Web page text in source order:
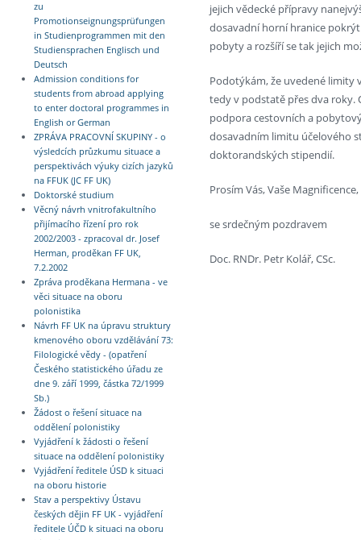
zu
Promotionseignungsprüfungen
in Studienprogrammen mit den
Studiensprachen Englisch und
Deutsch
Admission conditions for
students from abroad applying
to enter doctoral programmes in
English or German
ZPRÁVA PRACOVNÍ SKUPINY - o
výsledcích průzkumu situace a
perspektivách výuky cizích jazyků
na FFUK (JC FF UK)
Doktorské studium
Věcný návrh vnitrofakultního
přijímacího řízení pro rok
2002/2003 - zpracoval dr. Josef
Herman, proděkan FF UK,
7.2.2002
Zpráva proděkana Hermana - ve
věci situace na oboru
polonistika
Návrh FF UK na úpravu struktury
kmenového oboru vzdělávání 73:
Filologické vědy - (opatření
Českého statistického úřadu ze
dne 9. září 1999, částka 72/1999
Sb.)
Žádost o řešení situace na
oddělení polonistiky
Vyjádření k žádosti o řešení
situace na oddělení polonistiky
Vyjádření ředitele ÚSD k situaci
na oboru historie
Stav a perspektivy Ústavu
českých dějin FF UK - vyjádření
ředitele ÚČD k situaci na oboru
jejich vědecké přípravy
dosavadní horní hranice
pobyty a rozšíří se tak jejich
Podotýkám, že uvedené limity
tedy v podstatě přes dva roky.
podpora cestovních a
dosavadním limitu účelového
doktorandských stipendií.
Prosím Vás, Vaše
se srdečným pozdravem
Doc. RNDr. Petr Kolář, CSc.